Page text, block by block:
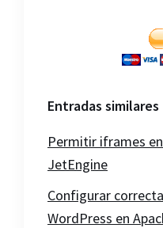
Entradas similares
Permitir iframes
JetEngine
Configurar
WordPress en